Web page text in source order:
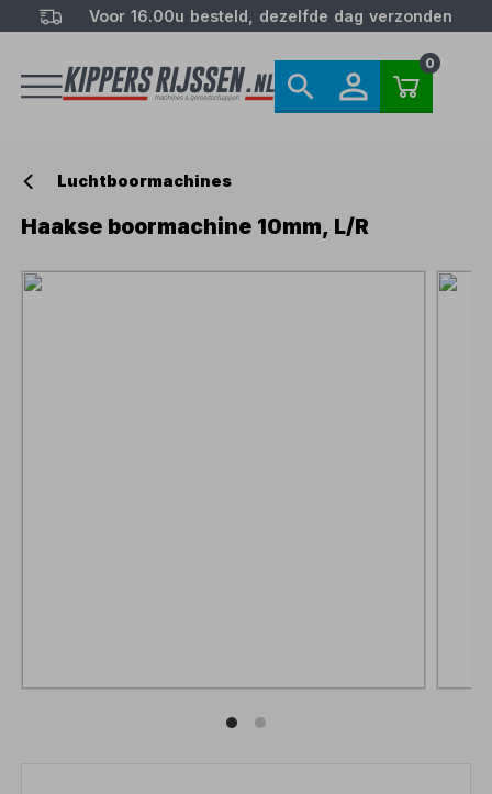
Voor 16.00u besteld, dezelfde dag verzonden
0
Luchtboormachines
Haakse boormachine 10mm, L/R